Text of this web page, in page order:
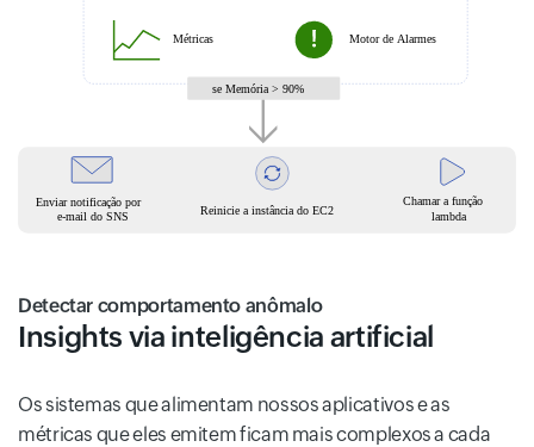
Detectar comportamento anômalo
Insights via inteligência artificial
Os sistemas que alimentam nossos aplicativos e as
métricas que eles emitem ficam mais complexos a cada